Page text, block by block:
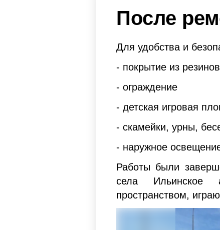
После
Для удобства и
- покрытие из
- ограждение
- детская игровая
- скамейки, урны,
- наружное
Работы были
села Ильинское
пространством,